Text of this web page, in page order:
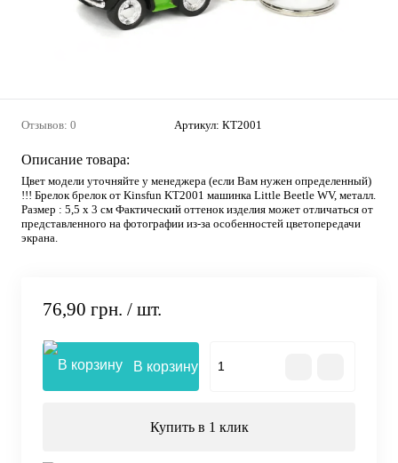
Отзывов: 0 Артикул: КТ2001
Описание товара:
Цвет модели уточняйте у менеджера (если Вам нужен определенный)
!!! Брелок брелок от Kinsfun KT2001 машинка Little Beetle WV, металл.
Размер : 5,5 х 3 см Фактический оттенок изделия может отличаться от
представленного на фотографии из-за особенностей цветопередачи
экрана.
76,90 грн. / шт.
В корзину
Купить в 1 клик